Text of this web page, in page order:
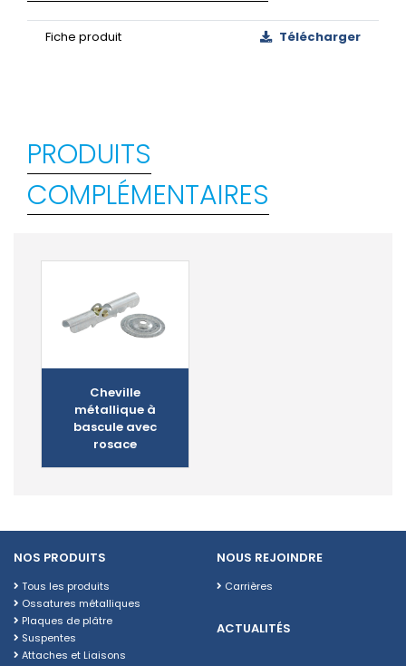
Fiche produit Télécharger
PRODUITS
COMPLÉMENTAIRES
Cheville
métallique à
bascule avec
rosace
NOS PRODUITS
Tous les produits
Ossatures métalliques
Plaques de plâtre
Suspentes
Attaches et Liaisons
NOUS REJOINDRE
Carrières
ACTUALITÉS